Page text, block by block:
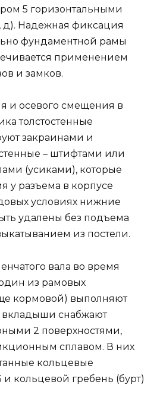
5 горизонтальными
д). Надежная фиксация
фундаментной рамы
применением
и замков.
и осевого смещения в
толстостенные
закраинами и
– штифтами или
(усиками), которые
у разъема в корпусе
условиях нижние
удалены без подъема
из постели.
вала во время
из рамовых
кормовой) выполняют
вкладыши снабжают
2 поверхностями,
сплавом. В них
кольцевые
кольцевой гребень (бурт)